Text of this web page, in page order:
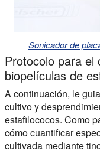
Sonicador de
Protocolo para el
biopelículas de
A continuación, le
cultivo y
estafilococos. Como
cómo cuantificar
cultivada mediante